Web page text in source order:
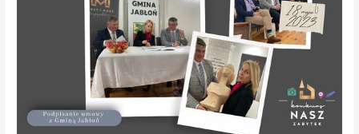
Improwizowanej!